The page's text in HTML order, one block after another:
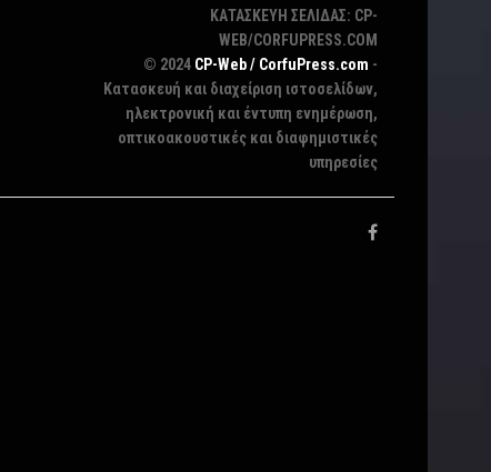
ΚΑΤΑΣΚΕΥΗ ΣΕΛΙΔΑΣ: CP-
WEB/CORFUPRESS.COM
© 2024 CP-Web / CorfuPress.com -
Κατασκευή και διαχείριση ιστοσελίδων,
ηλεκτρονική και έντυπη ενημέρωση,
οπτικοακουστικές και διαφημιστικές
υπηρεσίες